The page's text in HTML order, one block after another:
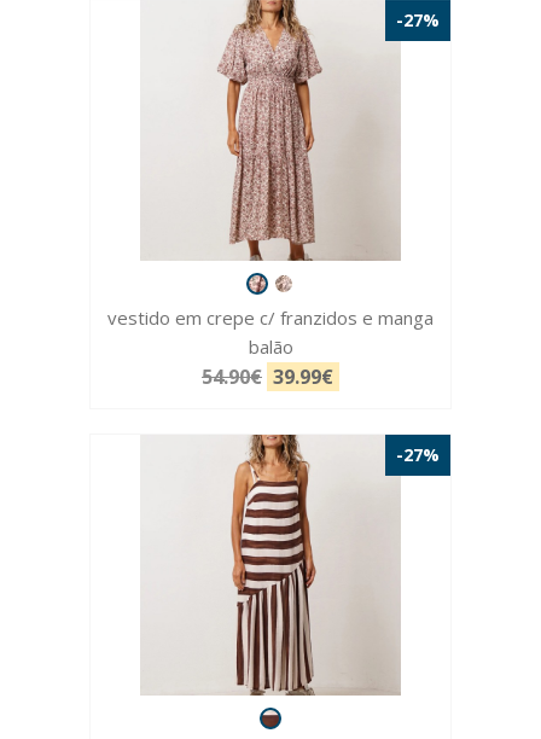
-27%
vestido em crepe c/ franzidos e manga
balão
54.90€ 39.99€
-27%